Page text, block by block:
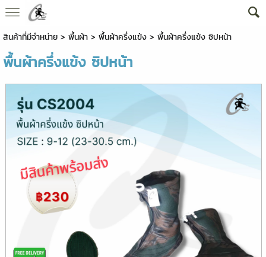
สินค้าที่มีจำหน่าย> พื้นผ้า> พื้นผ้าครึ่งแข้ง> พื้นผ้าครึ่งแข้ง ซิปหน้า
พื้นผ้าครึ่งแข้ง ซิปหน้า